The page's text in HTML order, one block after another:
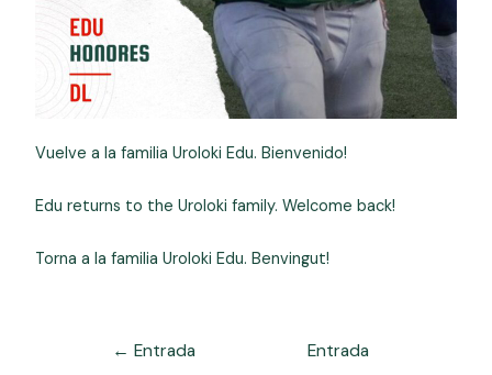
Vuelve a la familia Uroloki Edu. Bienvenido!
Edu returns to the Uroloki family. Welcome back!
Torna a la familia Uroloki Edu. Benvingut!
← Entrada
Entrada